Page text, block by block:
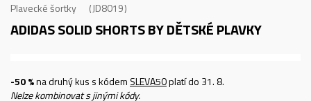
Plavecké šortky JD8019
ADIDAS SOLID SHORTS BYDĚTSKÉ PLAVKY
-50 %na druhý kus s kódem SLEVA50platí do 31. 8.
Nelze kombinovat s jinými kódy.